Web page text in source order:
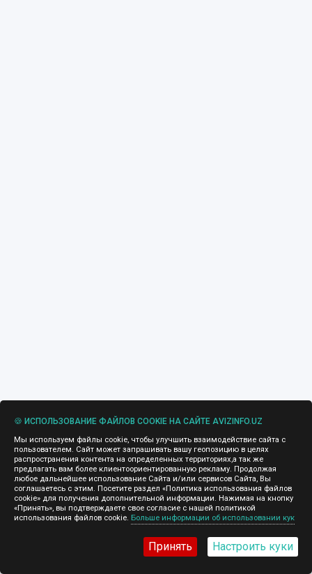
🍪 ИСПОЛЬЗОВАНИЕ ФАЙЛОВ COOKIE НА САЙТЕ AVIZINFO.UZ
Мы используем файлы cookie, чтобы улучшить взаимодействие сайта с
пользователем. Сайт может запрашивать вашу геопозицию в целях
распространения контента на определенных территориях,а так же
предлагать вам более клиентоориентированную рекламу. Продолжая
любое дальнейшее использование Сайта и/или сервисов Сайта, Вы
соглашаетесь с этим. Посетите раздел «Политика использования файлов
cookie» для получения дополнительной информации. Нажимая на кнопку
«Принять», вы подтверждаете свое согласие с нашей политикой
использования файлов cookie. Больше информации об использовании кук
Принять Настроить куки